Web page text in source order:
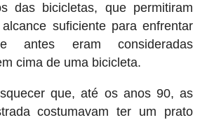
das bicicletas, que permitiram
suficiente para enfrentar
antes eram consideradas
cima de uma bicicleta.
que, até os anos 90, as
costumavam ter um prato